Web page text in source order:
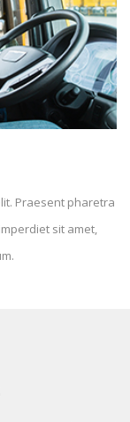
Praesent pharetra
sit amet,